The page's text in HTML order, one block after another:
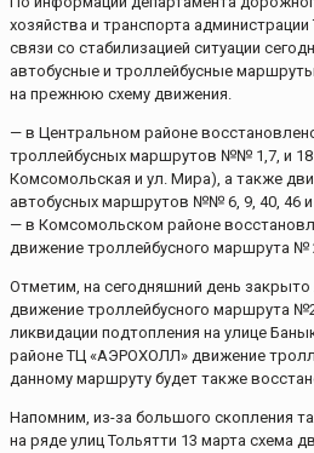
хозяйства и транспорта администрации
связи со стабилизацией ситуации
автобусные и троллейбусные
на прежнюю схему движения.
— в Центральном районе
троллейбусных маршрутов №№ 1,7, и 18
Комсомольская и ул. Мира), а также
автобусных маршрутов №№ 6, 9, 40, 46 и
— в Комсомольском районе
движение троллейбусного маршрута №
Отметим, на сегодняшний день
движение троллейбусного маршрута
ликвидации подтопления на улице
районе ТЦ «АЭРОХОЛЛ» движение
данному маршруту будет также
Напомним, из-за большого скопления
на ряде улиц Тольятти 13 марта схема